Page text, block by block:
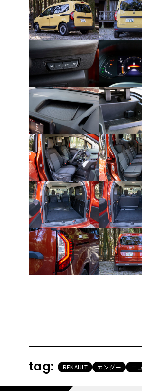
tag: RENAULT カングー ニ